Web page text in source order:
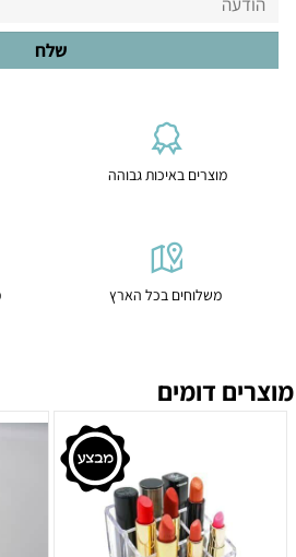
מוצרים באיכות גבוהה
משלוחים בכל הארץ
מוצרים דומים